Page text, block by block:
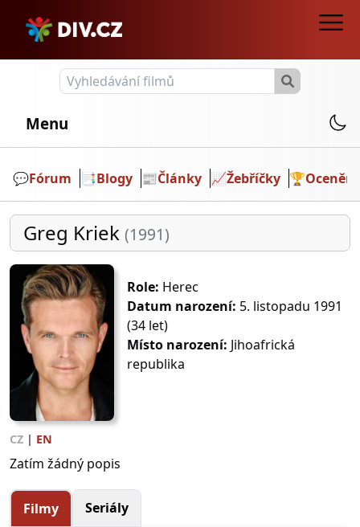
Menu
💬️Fórum 📑Blogy 📰Články 📈Žebříčky 🏆Ocenění
Greg Kriek (1991)
Role: Herec
Datum narození: 5. listopadu 1991
(34 let)
Místo narození: Jihoafrická
republika
CZ | EN
Zatím žádný popis
Filmy
Seriály